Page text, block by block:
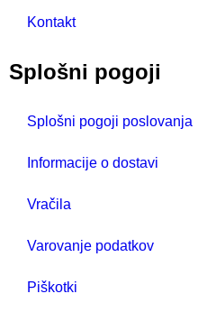
Kontakt
Splošni pogoji
Splošni pogoji poslovanja
Informacije o dostavi
Vračila
Varovanje podatkov
Piškotki